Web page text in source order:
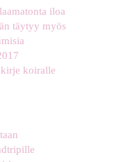
iloa
täytyy myös
koiralle